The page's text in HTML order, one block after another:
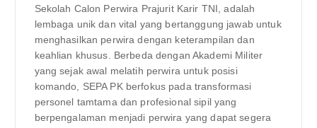
Sekolah Calon Perwira Prajurit Karir TNI, adalah
lembaga unik dan vital yang bertanggung jawab untuk
menghasilkan perwira dengan keterampilan dan
keahlian khusus. Berbeda dengan Akademi Militer
yang sejak awal melatih perwira untuk posisi
komando, SEPA PK berfokus pada transformasi
personel tamtama dan profesional sipil yang
berpengalaman menjadi perwira yang dapat segera